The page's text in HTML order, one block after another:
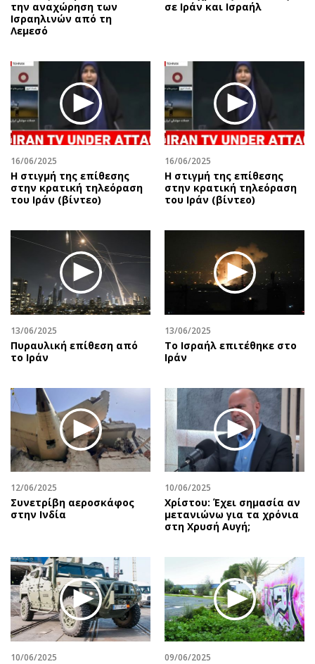
την αναχώρηση των
Ισραηλινών από τη
Λεμεσό
σε Ιράν και Ισραήλ
16/06/2025
Η στιγμή της επίθεσης
στην κρατική τηλεόραση
του Ιράν (βίντεο)
16/06/2025
Η στιγμή της επίθεσης
στην κρατική τηλεόραση
του Ιράν (βίντεο)
13/06/2025
Πυραυλική επίθεση από
το Ιράν
13/06/2025
To Ισραήλ επιτέθηκε στο
Ιράν
12/06/2025
Συνετρίβη αεροσκάφος
στην Ινδία
10/06/2025
Χρίστου: Έχει σημασία αν
μετανιώνω για τα χρόνια
στη Χρυσή Αυγή;
10/06/2025 09/06/2025